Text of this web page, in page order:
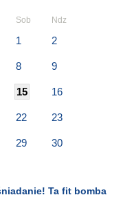
Sob Ndz
1 2
8 9
15 16
22 23
29 30
Ta fit bomba